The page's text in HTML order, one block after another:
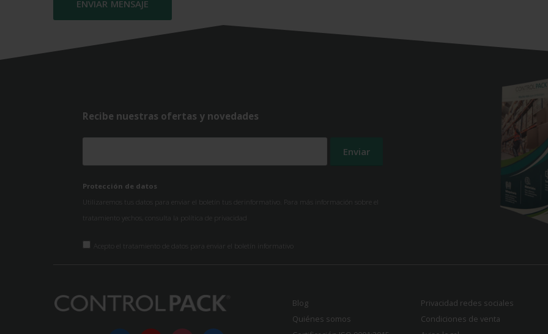
Recibe nuestras ofertas y novedades
Protección de datos
Utilizaremos tus datos para enviar el boletín tus derinformativo. Para más información sobre el
tratamiento yechos, consulta la política de privacidad
Acepto el tratamiento de datos para enviar el boletín informativo
Blog
Quiénes somos
Privacidad redes sociales
Condiciones de venta